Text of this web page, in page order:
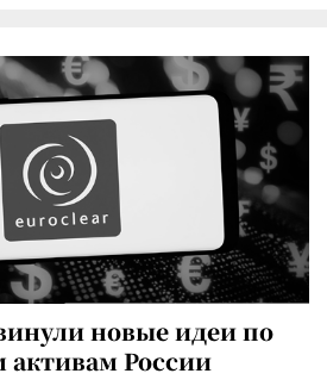
новые идеи по
России